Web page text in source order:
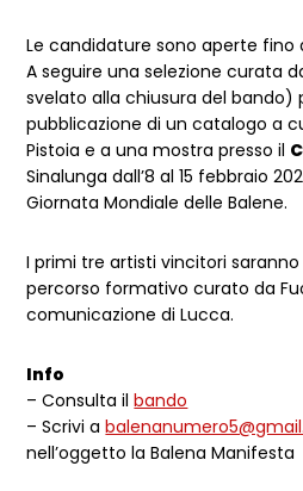
Le candidature sono aperte fino
A seguire una selezione curata
svelato alla chiusura del bando)
pubblicazione di un catalogo a
Pistoia e a una mostra presso il
Sinalunga dall’8 al 15 febbraio
Giornata Mondiale delle Balene.
I primi tre artisti vincitori
percorso formativo curato da
comunicazione di Lucca.
Info
– Consulta ilbando
– Scrivi a
nell’oggetto la Balena Manifesta